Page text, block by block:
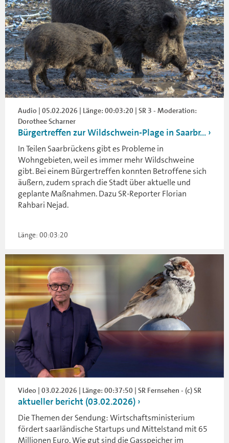
Audio | 05.02.2026 | Länge: 00:03:20 | SR 3 - Moderation:
Dorothee Scharner
Bürgertreffen zur Wildschwein-Plage in Saarbr...
In Teilen Saarbrückens gibt es Probleme in
Wohngebieten, weil es immer mehr Wildschweine
gibt. Bei einem Bürgertreffen konnten Betroffene sich
äußern, zudem sprach die Stadt über aktuelle und
geplante Maßnahmen. Dazu SR-Reporter Florian
Rahbari Nejad.
Länge: 00:03:20
Video | 03.02.2026 | Länge: 00:37:50 | SR Fernsehen - (c) SR
aktueller bericht (03.02.2026)
Die Themen der Sendung: Wirtschaftsministerium
fördert saarländische Startups und Mittelstand mit 65
Millionen Euro, Wie gut sind die Gasspeicher im